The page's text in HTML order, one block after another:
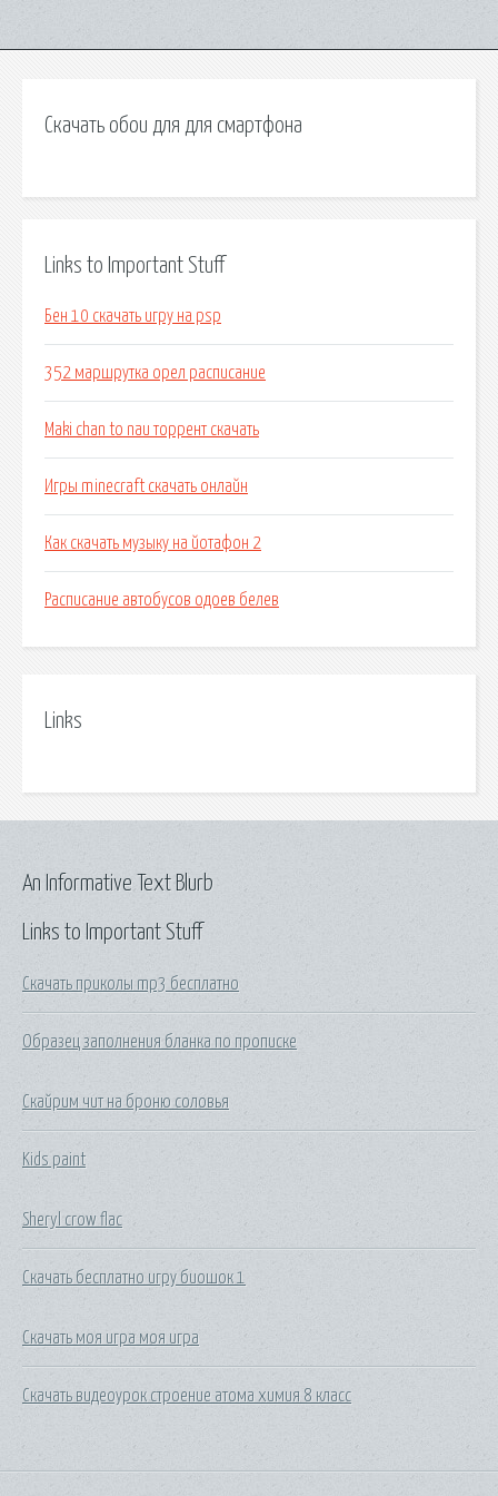
Скачать обои для для смартфона
Links to Important Stuff
Бен 10 скачать игру на psp
352 маршрутка орел расписание
Maki chan to nau торрент скачать
Игры minecraft скачать онлайн
Как скачать музыку на йотафон 2
Расписание автобусов одоев белев
Links
Links to Important Stuff
Скачать приколы mp3 бесплатно
Образец заполнения бланка по прописке
Скайрим чит на броню соловья
Kids paint
Sheryl crow flac
Скачать бесплатно игру биошок 1
Скачать моя игра моя игра
Скачать видеоурок строение атома химия 8 класс
An Informative Text Blurb